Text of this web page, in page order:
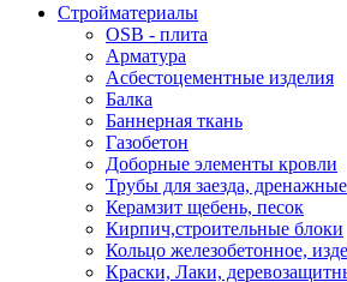
Стройматериалы
OSB - плита
Арматура
Асбестоцементные изделия
Балка
Баннерная ткань
Газобетон
Доборные элементы кровли
Трубы для заезда,
Керамзит щебень, песок
Кирпич,строительные блоки
Кольцо железобетонное,
Краски, Лаки,